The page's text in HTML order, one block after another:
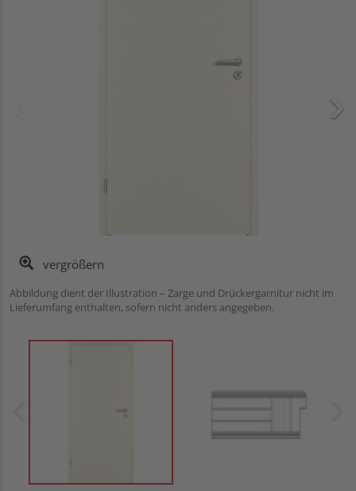
vergrößern
Abbildung dient der Illustration – Zarge und Drückergarnitur nicht im
Lieferumfang enthalten, sofern nicht anders angegeben.